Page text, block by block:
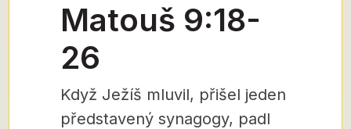
Matouš 9:18-
26
Když Ježíš mluvil, přišel jeden
představený synagogy, padl